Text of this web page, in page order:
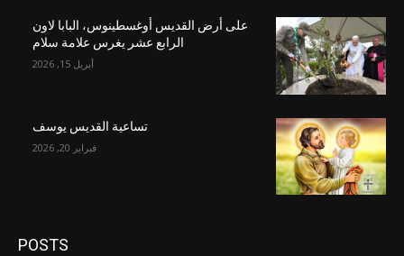
على أرض القديس أوغسطينوس، البابا لاون
الرابع عشر يغرس علامة سلام
أبريل 15, 2026
تساعية القديس يوسف
فبراير 20, 2026
POSTS